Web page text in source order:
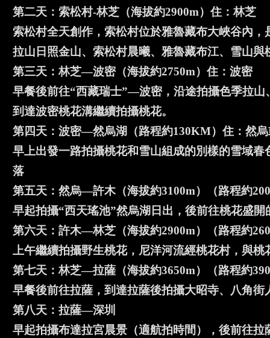
第二天：索松村-林芝（海拔約2900m）住：林芝
索松村全天創作，索松村位於雅魯藏布大峽谷內
拉山日照金山、索松村晨曦、雅魯藏布江、雪山與
第三天：林芝—波密（海拔約2750m）住：波密
早餐後前往“西藏瑞士”—波密，沿途拍攝色季拉
到達波密桃花溝繼續拍攝桃花。
第四天：波密—然烏湖（路程約130KM）住：然
早上出發一路拍攝桃花和雪山組成的別樣的雪域
落
第五天：然烏—許木（海拔約3100m）（路程約
早起拍攝“西天瑤池”然烏湖日出，後前往桃花盛
第六天：許木—林芝（海拔約2900m）（路程約
上午繼續拍攝野生桃花，尼洋河流經桃花村，與
第七天：林芝—拉薩（海拔約3650m）（路程約
早餐後前往拉薩，到達拉薩後拍攝大昭寺、八角
第八天：拉薩—深圳
早起拍攝布達拉宮晨景（適航拍時間），後前往